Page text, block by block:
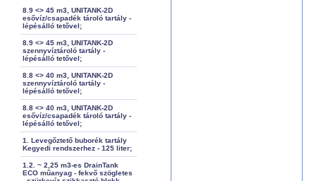
8.9 <> 45 m3, UNITANK-2D
esővíz/csapadék tároló tartály -
lépésálló tetővel;
8.9 <> 45 m3, UNITANK-2D
szennyvíztároló tartály -
lépésálló tetővel;
8.8 <> 40 m3, UNITANK-2D
szennyvíztároló tartály -
lépésálló tetővel;
8.8 <> 40 m3, UNITANK-2D
esővíz/csapadék tároló tartály -
lépésálló tetővel;
1. Levegőztető buborék tartály
Kegyedi rendszerhez - 125 liter;
1.2. ~ 2,25 m3-es DrainTank
ECO műanyag - fekvő szögletes